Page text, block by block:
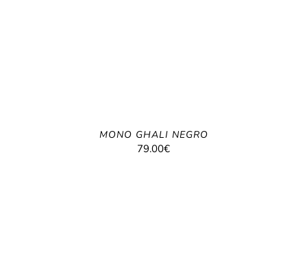
MONO GHALI NEGRO
79.00€